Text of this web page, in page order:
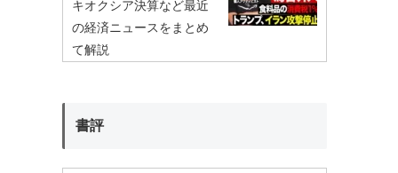
キオクシア決算など最近
の経済ニュースをまとめ
て解説
書評